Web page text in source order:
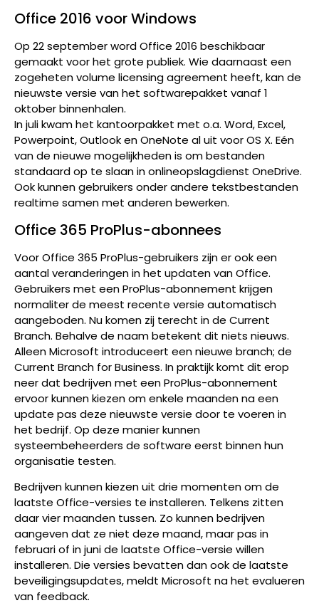
Office 2016 voor Windows
Op 22 september word Office 2016 beschikbaar
gemaakt voor het grote publiek. Wie daarnaast een
zogeheten volume licensing agreement heeft, kan de
nieuwste versie van het softwarepakket vanaf 1
oktober binnenhalen.
In juli kwam het kantoorpakket met o.a. Word, Excel,
Powerpoint, Outlook en OneNote al uit voor OS X. Eén
van de nieuwe mogelijkheden is om bestanden
standaard op te slaan in onlineopslagdienst OneDrive.
Ook kunnen gebruikers onder andere tekstbestanden
realtime samen met anderen bewerken.
Office 365 ProPlus-abonnees
Voor Office 365 ProPlus-gebruikers zijn er ook een
aantal veranderingen in het updaten van Office.
Gebruikers met een ProPlus-abonnement krijgen
normaliter de meest recente versie automatisch
aangeboden. Nu komen zij terecht in de Current
Branch. Behalve de naam betekent dit niets nieuws.
Alleen Microsoft introduceert een nieuwe branch; de
Current Branch for Business. In praktijk komt dit erop
neer dat bedrijven met een ProPlus-abonnement
ervoor kunnen kiezen om enkele maanden na een
update pas deze nieuwste versie door te voeren in
het bedrijf. Op deze manier kunnen
systeembeheerders de software eerst binnen hun
organisatie testen.
Bedrijven kunnen kiezen uit drie momenten om de
laatste Office-versies te installeren. Telkens zitten
daar vier maanden tussen. Zo kunnen bedrijven
aangeven dat ze niet deze maand, maar pas in
februari of in juni de laatste Office-versie willen
installeren. Die versies bevatten dan ook de laatste
beveiligingsupdates, meldt Microsoft na het evalueren
van feedback.